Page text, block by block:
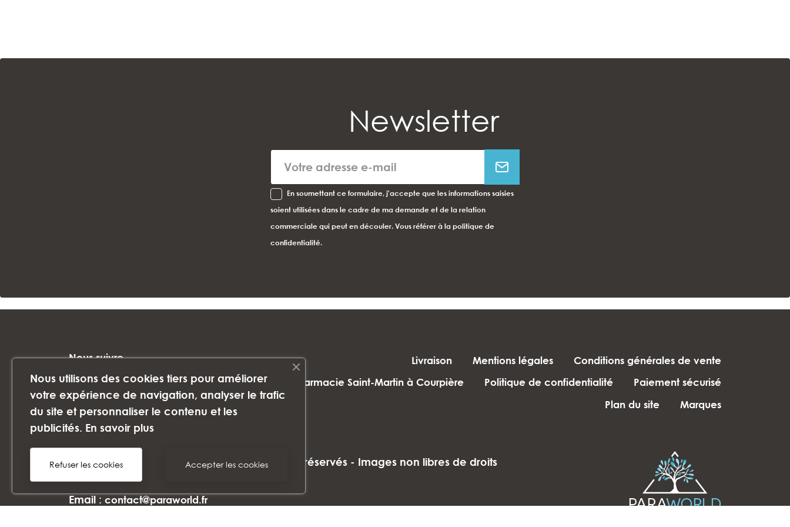
Newsletter
En soumettant ce formulaire, j'accepte que les informations saisies
soient utilisées dans le cadre de ma demande et de la relation
commerciale qui peut en découler. Vous référer à la politique de
confidentialité.
Nous suivre Livraison Mentions légales
Conditions générales de vente
Pharmacie Saint-Martin à Courpière
Politique de confidentialité
Paiement sécurisé
Plan du site
Marques
©2024 PHARMACIE SAINT-MARTIN - Tous droits réservés - Images non libres de droits
Télephone : 04 73 53 10 66
Email : contact@paraworld.fr
Nous utilisons des cookies tiers pour améliorer
votre expérience de navigation, analyser le trafic
du site et personnaliser le contenu et les
publicités. En savoir plus
Accepter les cookies
Refuser les cookies